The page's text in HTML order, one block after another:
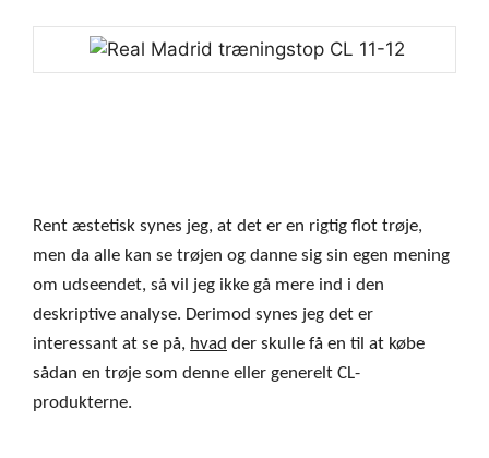
Rent æstetisk synes jeg, at det er en rigtig flot trøje,
men da alle kan se trøjen og danne sig sin egen mening
om udseendet, så vil jeg ikke gå mere ind i den
deskriptive analyse. Derimod synes jeg det er
interessant at se på, hvad der skulle få en til at købe
sådan en trøje som denne eller generelt CL-
produkterne.